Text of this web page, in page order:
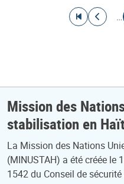
Aller à la première
Aller à la page …
Mission des
stabilisation en
La Mission des Nations
(MINUSTAH) a été créée
1542 du Conseil de